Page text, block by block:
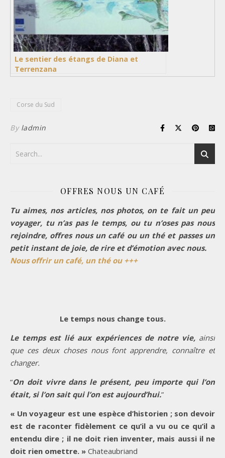
Le sentier des étangs de Diana et
Terrenzana
Corse du Sud
By ladmin
OFFRES NOUS UN CAFÉ
Tu aimes, nos articles, nos photos, on te fait un peu
voyager, tu n’as pas le temps, ou tu n’oses pas nous
rejoindre, offres nous un café ou un thé et passes un
petit instant de joie, de rire et d’émotion avec nous.
Nous offrir un café, un thé ou +++
Le temps nous change tous.
Le temps est lié aux expériences de notre vie, ainsi
que ces deux choses nous font apprendre, connaître et
changer.
“On doit vivre dans le présent, peu importe qui l’on
était, si l’on sait qui l’on est aujourd’hui.”
« Un voyageur est une espèce d’historien ; son devoir
est de raconter fidèlement ce qu’il a vu ou ce qu’il a
entendu dire ; il ne doit rien inventer, mais aussi il ne
doit rien omettre. » Chateaubriand